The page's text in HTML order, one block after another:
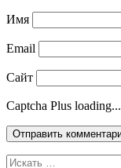
Имя
Email
Сайт
Captcha Plus loading...
Искать: